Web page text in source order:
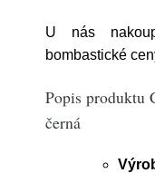
U nás
bombastické
Popis produktu
černá